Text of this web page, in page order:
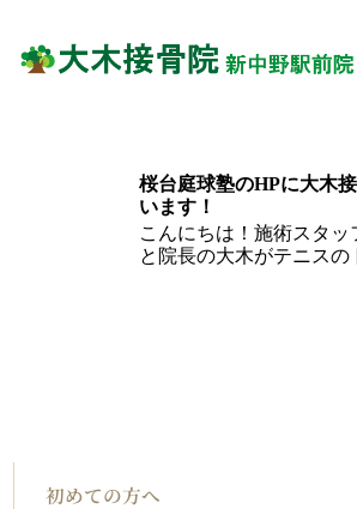
対応症状一覧
桜台庭球塾のHPに大木
います！
こんにちは！施術スタッ
と院長の大木がテニスの
初めての方へ